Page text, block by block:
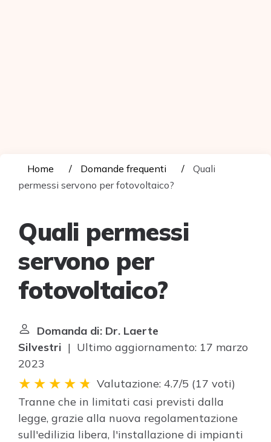
Home Domande frequenti
Quali
permessi servono per fotovoltaico?
Quali permessi
servono per
fotovoltaico?
Domanda di: Dr. Laerte
Silvestri | Ultimo aggiornamento: 17 marzo
2023
Valutazione: 4.7/5 (17 voti)
Tranne che in limitati casi previsti dalla
legge, grazie alla nuova regolamentazione
sull'edilizia libera, l'installazione di impianti